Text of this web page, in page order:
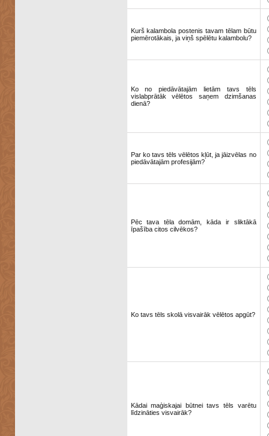
Kurš kalambola postenis tavam tēlam būtu
piemērotākais, ja viņš spēlētu kalambolu?
Ko no piedāvātajām lietām tavs tēls
vislabprātāk vēlētos saņem dzimšanas
dienā?
Par ko tavs tēls vēlētos kļūt, ja jāizvēlas no
piedāvātajām profesijām?
Pēc tava tēla domām, kāda ir sliktākā
īpašība citos cilvēkos?
Ko tavs tēls skolā visvairāk vēlētos apgūt?
Kādai maģiskajai būtnei tavs tēls varētu
līdzināties visvairāk?